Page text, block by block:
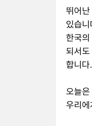
뛰어
있습
한국
되서
합니
오늘
우리